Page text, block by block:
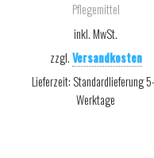
Pflegemittel
inkl. MwSt.
zzgl.Versandkosten
Lieferzeit: Standardlieferung
Werktage